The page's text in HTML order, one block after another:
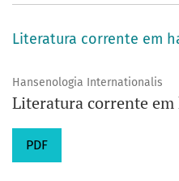
Literatura corrente em
Hansenologia Internationalis
Literatura corrente em
PDF